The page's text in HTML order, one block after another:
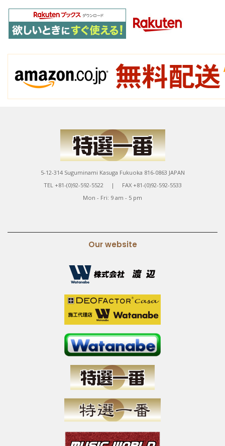
5-12-314 Suguminami Kasuga Fukuoka 816-0863 JAPAN
TEL +81-(0)92-592-5522 | FAX +81-(0)92-592-5533
Mon - Fri: 9 am - 5 pm
Our website